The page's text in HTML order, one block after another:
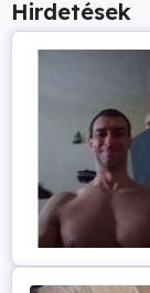
Hirdetések